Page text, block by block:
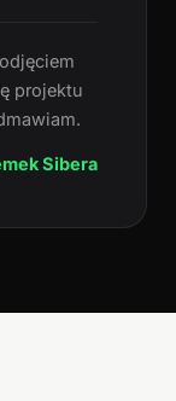
projektu
Sibera